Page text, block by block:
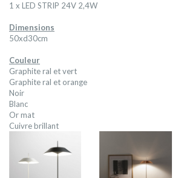
1 x LED STRIP 24V 2,4W
Dimensions
50xd30cm
Couleur
Graphite ral et vert
Graphite ral et orange
Noir
Blanc
Or mat
Cuivre brillant